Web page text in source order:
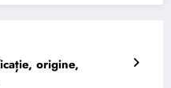
origine,